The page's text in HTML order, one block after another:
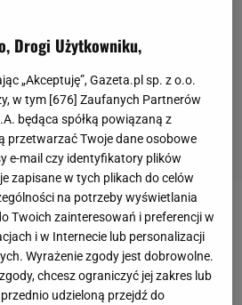
Córka Englerta ma trzy
ale zaśpiewa na Open'erze. W tle
Drogi Użytkowniku,
„Akceptuję”, Gazeta.pl sp. z o.o.
w tym [676] Zaufanych Partnerów
będąca spółką powiązaną z
przetwarzać Twoje dane osobowe
e-mail czy identyfikatory plików
zapisane w tych plikach do celów
na potrzeby wyświetlania
Twoich zainteresowań i preferencji w
i w Internecie lub personalizacji
Wyrażenie zgody jest dobrowolne.
chcesz ograniczyć jej zakres lub
udzieloną przejdź do